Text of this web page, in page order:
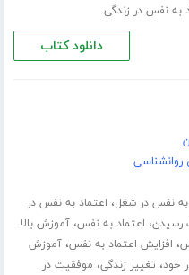
به نفس در زندگی
دانلود کتاب
به نفس در شغل، اعتماد به نفس در
رسیدن، اعتماد به نفس،آموزش بالا
، افزایش اعتماد به نفس،آموزش
خود، تغییر زندگی، موفقیت در